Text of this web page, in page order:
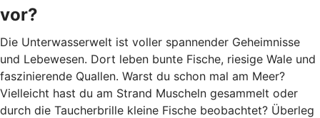
vor?
Die Unterwasserwelt ist voller spannender Geheimnisse
und Lebewesen. Dort leben bunte Fische, riesige Wale und
faszinierende Quallen. Warst du schon mal am Meer?
Vielleicht hast du am Strand Muscheln gesammelt oder
durch die Taucherbrille kleine Fische beobachtet? Überleg